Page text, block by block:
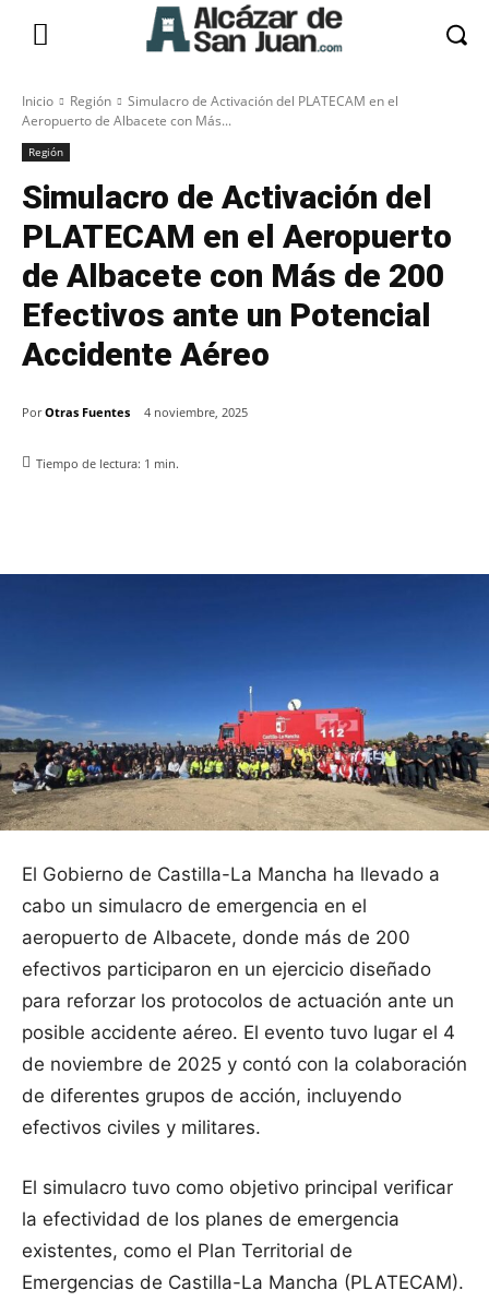
Inicio Región
Simulacro de Activación del PLATECAM en el
Aeropuerto de Albacete con Más...
Región
Simulacro de Activación del
PLATECAM en el Aeropuerto
de Albacete con Más de 200
Efectivos ante un Potencial
Accidente Aéreo
Por Otras Fuentes 4 noviembre, 2025
Tiempo de lectura: 1 min.
El Gobierno de Castilla-La Mancha ha llevado a
cabo un simulacro de emergencia en el
aeropuerto de Albacete, donde más de 200
efectivos participaron en un ejercicio diseñado
para reforzar los protocolos de actuación ante un
posible accidente aéreo. El evento tuvo lugar el 4
de noviembre de 2025 y contó con la colaboración
de diferentes grupos de acción, incluyendo
efectivos civiles y militares.
El simulacro tuvo como objetivo principal verificar
la efectividad de los planes de emergencia
existentes, como el Plan Territorial de
Emergencias de Castilla-La Mancha (PLATECAM).